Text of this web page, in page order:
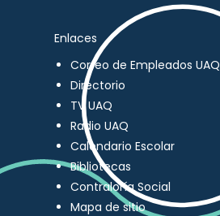
Enlaces
Correo de Empleados UAQ
Directorio
TV UAQ
Radio UAQ
Calendario Escolar
Bibliotecas
Contraloría Social
Mapa de sitio